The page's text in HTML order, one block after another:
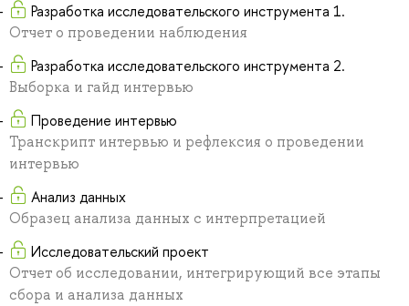
Разработка исследовательского инструмента 1.
Отчет о проведении наблюдения
Разработка исследовательского инструмента 2.
Выборка и гайд интервью
Проведение интервью
Транскрипт интервью и рефлексия о проведении
интервью
Анализ данных
Образец анализа данных с интерпретацией
Исследовательский проект
Отчет об исследовании, интегрирующий все этапы
сбора и анализа данных